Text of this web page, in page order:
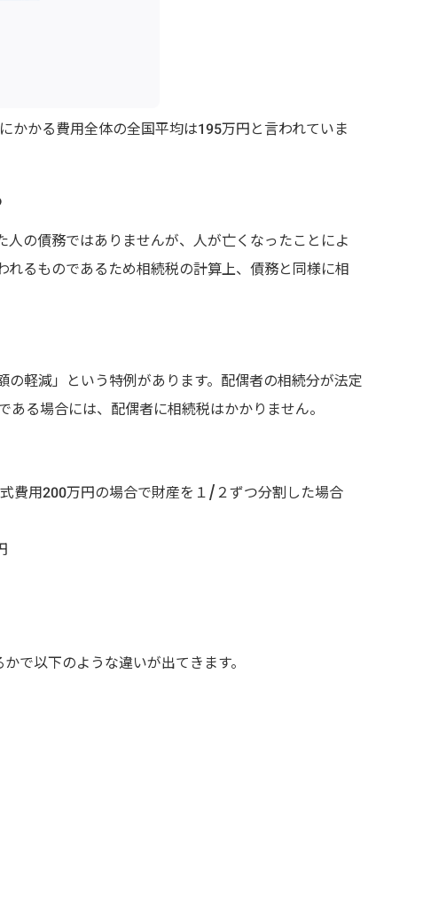
かかる費用全体の全国平均は195万円と言われていま
の債務ではありませんが、人が亡くなったことによ
るものであるため相続税の計算上、債務と同様に相
軽減」という特例があります。配偶者の相続分が法定
る場合には、配偶者に相続税はかかりません。
費用200万円の場合で財産を１/２ずつ分割した場合
で以下のような違いが出てきます。